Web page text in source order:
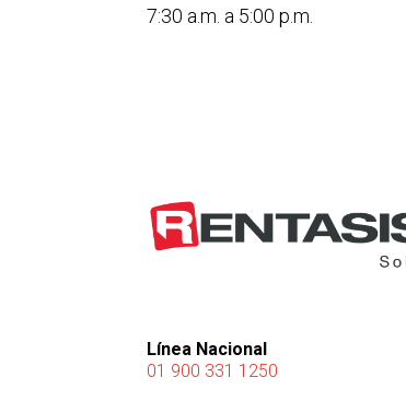
7:30 a.m. a 5:00 p.m.
Línea Nacional
01 900 331 1250